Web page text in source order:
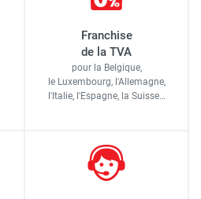
Franchise
de la TVA
pour la Belgique,
le Luxembourg, l'Allemagne,
l'Italie, l'Espagne, la Suisse…